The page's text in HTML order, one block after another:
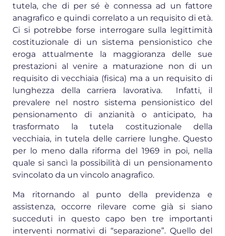
tutela, che di per sé è connessa ad un fattore
anagrafico e quindi correlato a un requisito di età.
Ci si potrebbe forse interrogare sulla legittimità
costituzionale di un sistema pensionistico che
eroga attualmente la maggioranza delle sue
prestazioni al venire a maturazione non di un
requisito di vecchiaia (fisica) ma a un requisito di
lunghezza della carriera lavorativa. Infatti, il
prevalere nel nostro sistema pensionistico del
pensionamento di anzianità o anticipato, ha
trasformato la tutela costituzionale della
vecchiaia, in tutela delle carriere lunghe. Questo
per lo meno dalla riforma del 1969 in poi, nella
quale si sancì la possibilità di un pensionamento
svincolato da un vincolo anagrafico.
Ma ritornando al punto della previdenza e
assistenza, occorre rilevare come già si siano
succeduti in questo capo ben tre importanti
interventi normativi di “separazione”. Quello del